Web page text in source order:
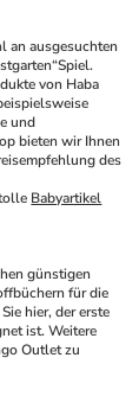
an ausgesuchten
von Haba
und
bieten wir Ihnen
des
Babyartikel
günstigen
für die
hier, der erste
Outlet zu